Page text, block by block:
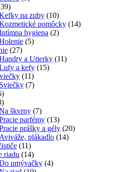
3939
produktov
na zuby 1010
produktov
pomôcky 1414
hygiena 22
55
2727
produktov
a Utierky 1111
a kefy 1515
1111
produktov
Sviečky 77
86
produktov
53
produktov
škvrny 77
produktov
parfémy 1313
produktov
prášky a gély 2020
Aviváže, plákadlo 1414
1111
produktov
riadu 1414
produktov
umývačky 44